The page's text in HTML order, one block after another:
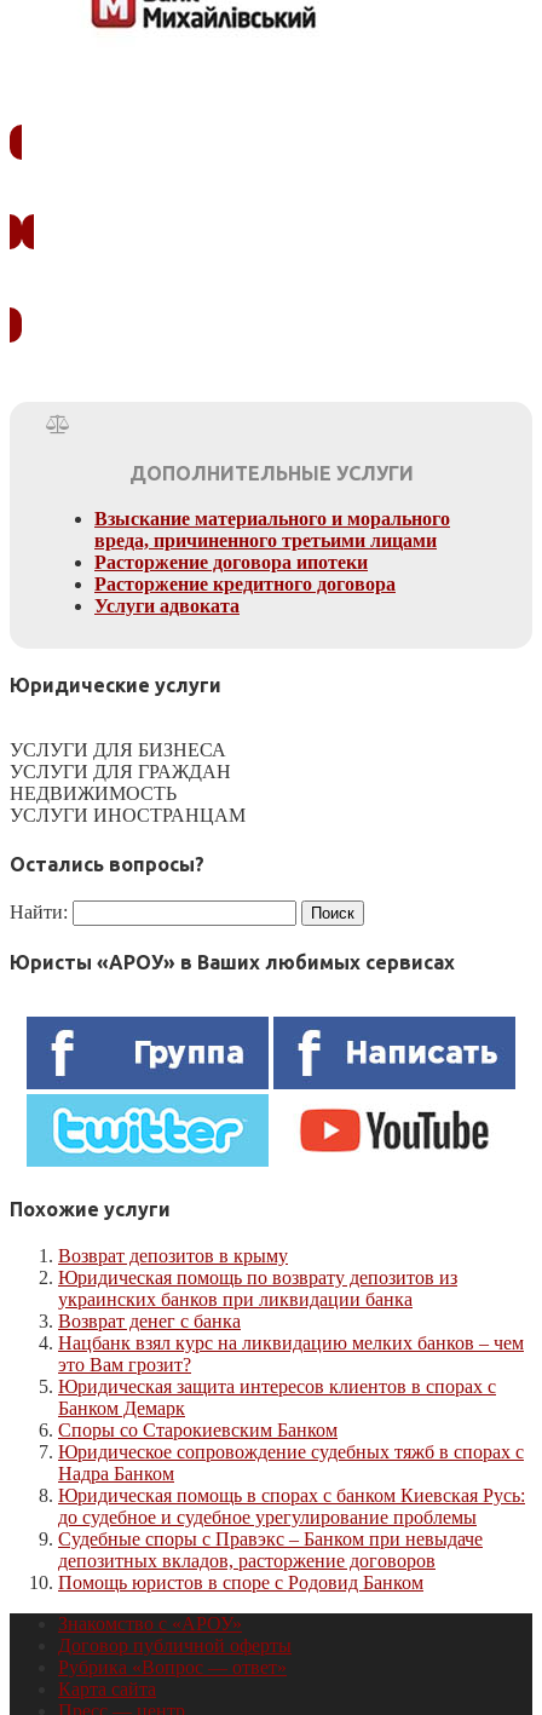
ДОПОЛНИТЕЛЬНЫЕ УСЛУГИ
Взыскание материального и морального
вреда, причиненного третьими лицами
Расторжение договора ипотеки
Расторжение кредитного договора
Услуги адвоката
Юридические услуги
УСЛУГИ ДЛЯ БИЗНЕСА
УСЛУГИ ДЛЯ ГРАЖДАН
НЕДВИЖИМОСТЬ
УСЛУГИ ИНОСТРАНЦАМ
Остались вопросы?
Найти:
Юристы «АРОУ» в Ваших любимых сервисах
Похожие услуги
Возврат депозитов в крыму
Юридическая помощь по возврату депозитов из
украинских банков при ликвидации банка
Возврат денег с банка
Нацбанк взял курс на ликвидацию мелких банков – чем
это Вам грозит?
Юридическая защита интересов клиентов в спорах с
Банком Демарк
Споры со Старокиевским Банком
Юридическое сопровождение судебных тяжб в спорах с
Надра Банком
Юридическая помощь в спорах с банком Киевская Русь:
до судебное и судебное урегулирование проблемы
Судебные споры с Правэкс – Банком при невыдаче
депозитных вкладов, расторжение договоров
Помощь юристов в споре с Родовид Банком
Знакомство с «АРОУ»
Договор публичной оферты
Рубрика «Вопрос — ответ»
Карта сайта
Пресс — центр